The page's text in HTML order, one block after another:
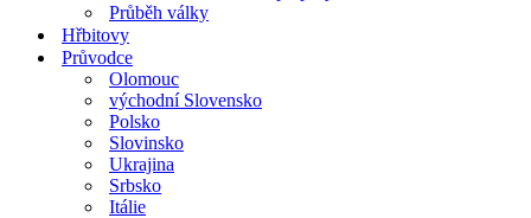
Průběh války
Hřbitovy
Průvodce
Olomouc
východní Slovensko
Polsko
Slovinsko
Ukrajina
Srbsko
Itálie